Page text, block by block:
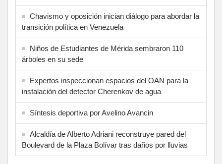
Chavismo y oposición inician diálogo para abordar la
transición política en Venezuela
Niños de Estudiantes de Mérida sembraron 110
árboles en su sede
Expertos inspeccionan espacios del OAN para la
instalación del detector Cherenkov de agua
Síntesis deportiva por Avelino Avancin
Alcaldía de Alberto Adriani reconstruye pared del
Boulevard de la Plaza Bolívar tras daños por lluvias